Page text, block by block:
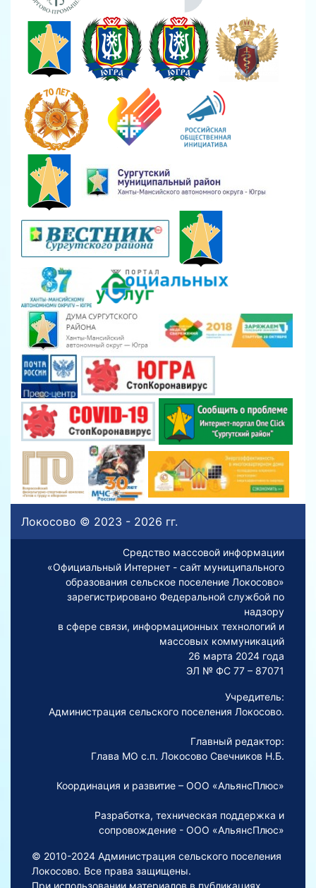
Локосово © 2023 - 2026 гг.
Средство массовой информации
«Официальный Интернет - сайт муниципального
образования сельское поселение Локосово»
зарегистрировано Федеральной службой по
надзору
в сфере связи, информационных технологий и
массовых коммуникаций
26 марта 2024 года
ЭЛ № ФС 77 – 87071
Учредитель:
Администрация сельского поселения Локосово.
Главный редактор:
Глава МО с.п. Локосово Свечников Н.Б.
Координация и развитие – ООО «АльянсПлюс»
Разработка, техническая поддержка и
сопровождение - ООО «АльянсПлюс»
© 2010-2024 Администрация сельского поселения
Локосово. Все права защищены.
При использовании материалов в публикациях